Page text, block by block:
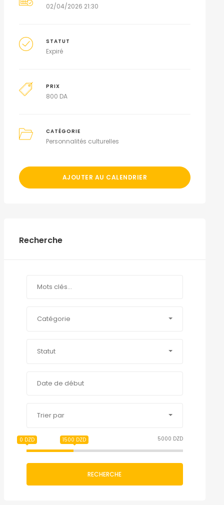
02/04/2026 21:30
STATUT
Expiré
PRIX
800 DA
CATÉGORIE
Personnalités culturelles
AJOUTER AU CALENDRIER
Recherche
Catégorie
Statut
Trier par
5000 DZD
0 DZD 1500 DZD
RECHERCHE